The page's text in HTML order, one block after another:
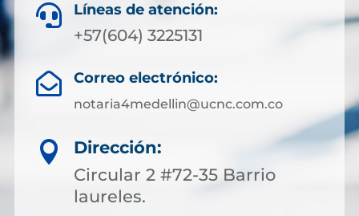
 Líneas de atención:
+57(604) 3225131
 Correo electrónico:
notaria4medellin@ucnc.com.co

Dirección:
Circular 2 #72-35 Barrio
laureles.